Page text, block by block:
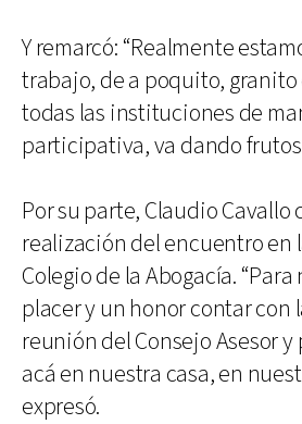
Y remarcó: “Realmente
trabajo, de a poquito, granito
todas las instituciones de
participativa, va dando
Por su parte, Claudio Cavallo
realización del encuentro en
Colegio de la Abogacía.
placer y un honor contar con
reunión del Consejo Asesor
acá en nuestra casa, en
expresó.